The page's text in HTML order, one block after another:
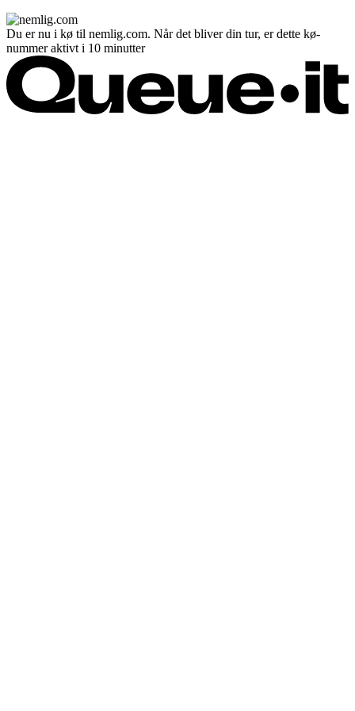
Du er nu i kø til nemlig.com. Når det bliver din tur, er dette kø-
nummer aktivt i 10 minutter